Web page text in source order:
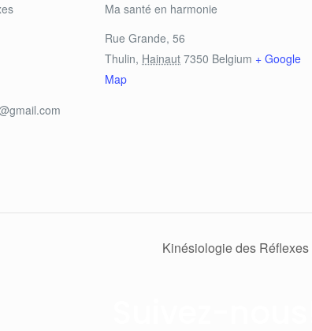
Ma santé en harmonie
Rue Grande, 56
Thulin, Hainaut 7350 Belgium + Google
Map
Kinésiologie des